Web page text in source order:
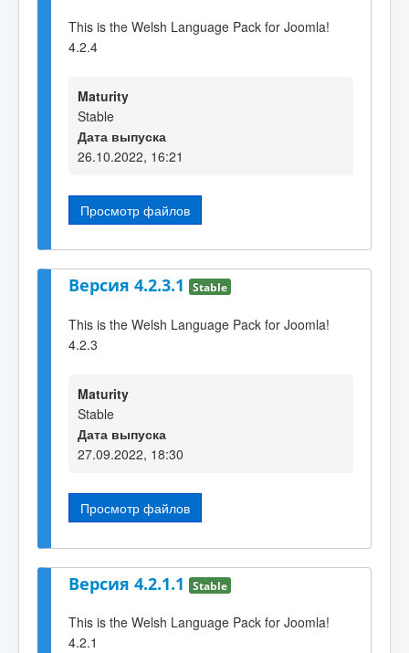
This is the Welsh Language Pack for Joomla!
4.2.4
Maturity
Stable
Дата выпуска
26.10.2022, 16:21
Просмотр файлов
Версия 4.2.3.1 Stable
This is the Welsh Language Pack for Joomla!
4.2.3
Maturity
Stable
Дата выпуска
27.09.2022, 18:30
Просмотр файлов
Версия 4.2.1.1 Stable
This is the Welsh Language Pack for Joomla!
4.2.1